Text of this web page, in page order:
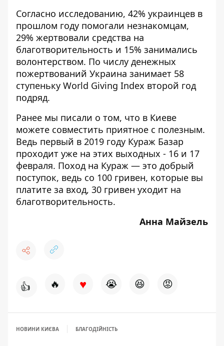
Согласно исследованию, 42% украинцев в
прошлом году помогали незнакомцам,
29% жертвовали средства на
благотворительность и 15% занимались
волонтерством. По числу денежных
пожертвований Украина занимает 58
ступеньку World Giving Index второй год
подряд.
Ранее мы писали о том, что в Киеве
можете совместить приятное с полезным.
Ведь первый в 2019 году Кураж Базар
проходит уже на этих выходных - 16 и 17
февраля. Поход на Кураж — это добрый
поступок, ведь со 100 гривен, которые вы
платите за вход, 30 гривен уходит на
благотворительность.
Анна Майзель
👍 🔥 ♥ 😭 😆 😡
НОВИНИ КИЄВА БЛАГОДІЙНІСТЬ